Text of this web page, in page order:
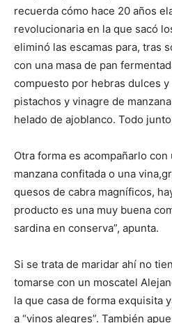
recuerda cómo hace 20 años
revolucionaria en la que sacó
eliminó las escamas para, tras
con una masa de pan
compuesto por hebras dulces y
pistachos y vinagre de
helado de ajoblanco. Todo
Otra forma es acompañarlo con
manzana confitada o una
quesos de cabra magníficos,
producto es una muy buena
sardina en conserva”, apunta.
Si se trata de maridar ahí no
tomarse con un moscatel
la que casa de forma exquisita
a “vinos alegres”. También